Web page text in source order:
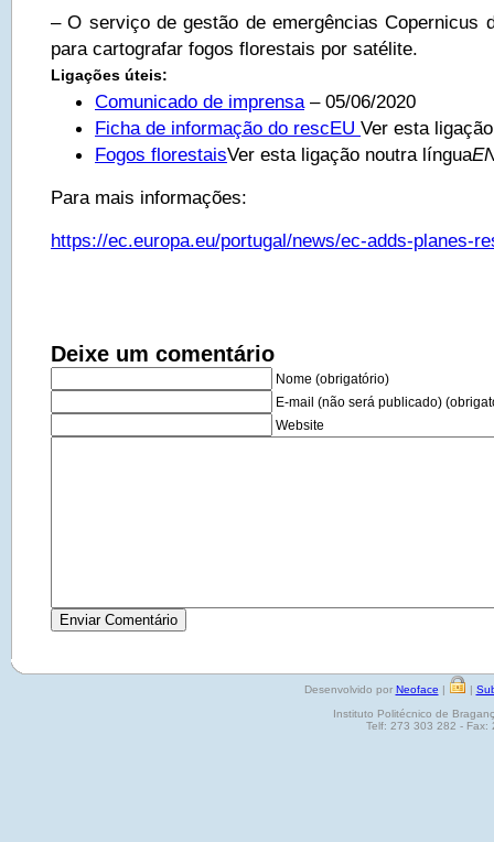
– O serviço de gestão de emergências Copernicus
para cartografar fogos florestais por satélite.
Ligações úteis:
Comunicado de imprensa– 05/06/2020
Ficha de informação do rescEU Ver esta
Fogos florestaisVer esta ligação noutra língua
Para mais informações:
https://ec.europa.eu/portugal/news/ec-adds-planes-
Deixe um comentário
Nome (obrigatório)
E-mail (não será publicado)
Website
Desenvolvido por Neoface | |
Instituto Politécnico de
Telf: 273 303 282 - Fax: